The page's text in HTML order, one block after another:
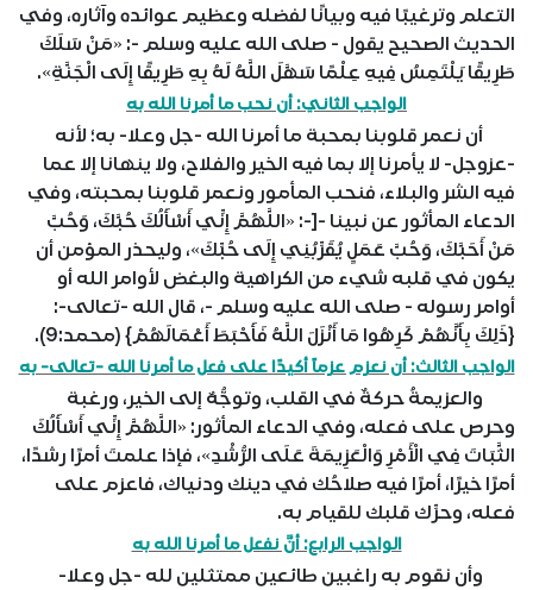
التعلم وترغيبًا فيه وبيانًا لفضله وعظيم عوائده وآثاره، وفي
الحديث الصحيح يقول - صلى الله عليه وسلم -: «مَنْ سَلَكَ
طَرِيقًا يَلْتَمِسُ فِيهِ عِلْمًا سَهَّلَ اللَّهُ لَهُ بِهِ طَرِيقًا إِلَى الْجَنَّةِ».
الواجب الثاني: أن نحب ما أمرنا الله به
أن نعمر قلوبنا بمحبة ما أمرنا الله -جل وعلا- به؛ لأنه
-عزوجل- لا يأمرنا إلا بما فيه الخير والفلاح، ولا ينهانا إلا عما
فيه الشر والبلاء، فنحب المأمور ونعمر قلوبنا بمحبته، وفي
الدعاء المأثور عن نبينا -[-: «اللَّهُمَّ إِنِّي أَسْأَلُكَ حُبَّكَ، وَحُبَّ
مَنْ أَحَبَّكَ، وَحُبَّ عَمَلٍ يُقَرِّبُنِي إِلَى حُبِّكَ»، وليحذر المؤمن أن
يكون في قلبه شيء من الكراهية والبغض لأوامر الله أو
أوامر رسوله - صلى الله عليه وسلم -، قال الله -تعالى-:
{ذَلِكَ بِأَنَّهُمْ كَرِهُوا مَا أَنْزَلَ اللَّهُ فَأَحْبَطَ أَعْمَالَهُمْ} (محمد:9).
الواجب الثالث: أن نعزم عزماً أكيدًا على فعل ما أمرنا الله -تعالى- به
والعزيمةُ حركةٌ في القلب، وتوجُّهٌ إلى الخير، ورغبة
وحرص على فعله، وفي الدعاء المأثور: «اللَّهُمَّ إِنِّي أَسْأَلُكَ
الثَّبَاتَ فِي الْأَمْرِ وَالْعَزِيمَةَ عَلَى الرُّشْدِ»، فإذا علمتَ أمرًا رشدًا،
أمرًا خيرًا، أمرًا فيه صلاحُك في دينك ودنياك، فاعزم على
فعله، وحرِّك قلبك للقيام به.
الواجب الرابع: أنَّ نفعل ما أمرنا الله به
وأن نقوم به راغبين طائعين ممتثلين لله -جل وعلا-